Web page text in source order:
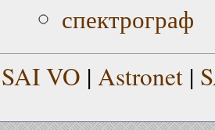
спектрограф
SAI VO | Astronet |